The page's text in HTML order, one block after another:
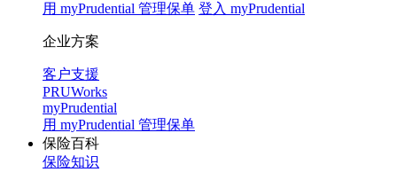
用 myPrudential 管理保单 登入 myPrudential
企业方案
客户支援
PRUWorks
myPrudential
用 myPrudential 管理保单
保险百科
保险知识